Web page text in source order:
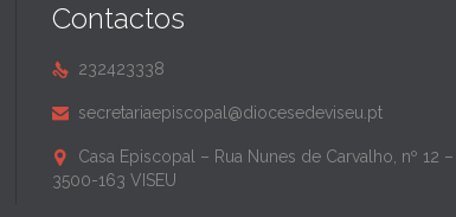
Contactos
 232423338
 secretariaepiscopal@diocesedeviseu.pt

Casa Episcopal – Rua Nunes de Carvalho, nº 12 –
3500-163 VISEU